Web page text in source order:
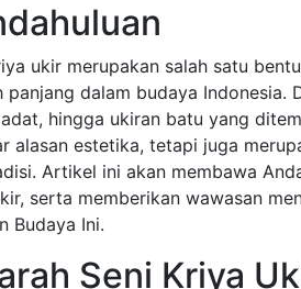
ukir merupakan salah satu
panjang dalam budaya Indonesia.
hingga ukiran batu yang
alasan estetika, tetapi juga
Artikel ini akan membawa
serta memberikan wawasan
Budaya Ini.
Seni Kriya